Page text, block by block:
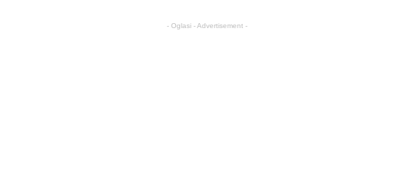
- Oglasi - Advertisement -